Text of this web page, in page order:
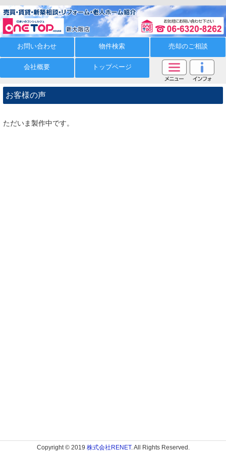
お問い合わせ 物件検索 売却のご相談
会社概要 トップページ
お客様の声
ただいま製作中です。
Copyright © 2019 株式会社RENET. All Rights Reserved.